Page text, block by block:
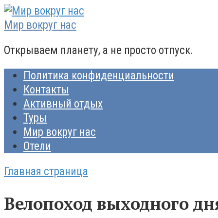
Перейти
кМир вокруг нас
Открываем планету, а не просто отпуск.
Политика конфиденциальности
Контакты
Активный отдых
Туры
Мир вокруг нас
Отели
Главная страница
Велопоход выходного